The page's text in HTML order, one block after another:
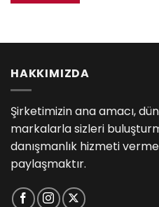
HAKKIMIZDA
Şirketimizin ana amacı,
markalarla sizleri
danışmanlık hizmeti
paylaşmaktır.